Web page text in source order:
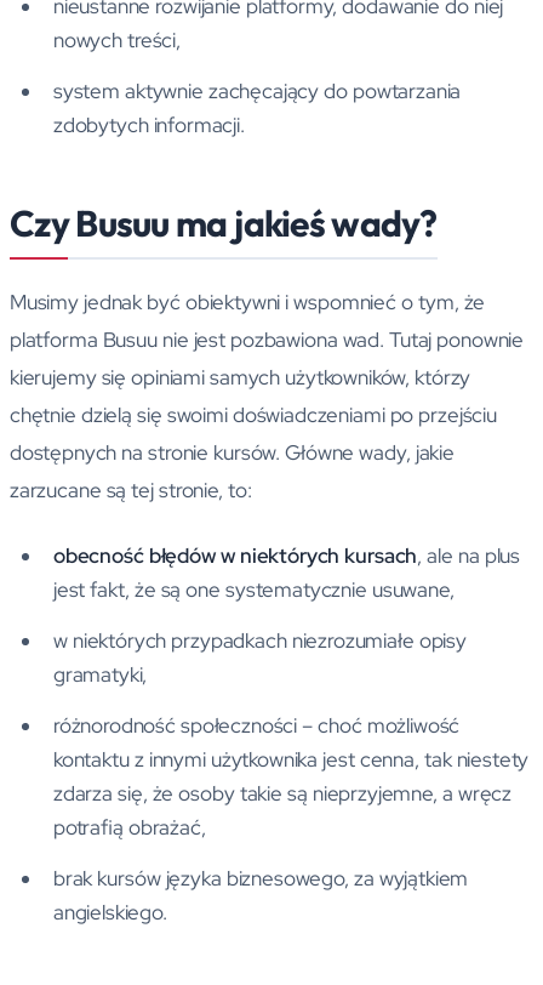
nieustanne rozwijanie platformy, dodawanie do niej
nowych treści,
system aktywnie zachęcający do powtarzania
zdobytych informacji.
Czy Busuu ma jakieś wady?
Musimy jednak być obiektywni i wspomnieć o tym, że
platforma Busuu nie jest pozbawiona wad. Tutaj ponownie
kierujemy się opiniami samych użytkowników, którzy
chętnie dzielą się swoimi doświadczeniami po przejściu
dostępnych na stronie kursów. Główne wady, jakie
zarzucane są tej stronie, to:
obecność błędów w niektórych kursach, ale na plus
jest fakt, że są one systematycznie usuwane,
w niektórych przypadkach niezrozumiałe opisy
gramatyki,
różnorodność społeczności – choć możliwość
kontaktu z innymi użytkownika jest cenna, tak niestety
zdarza się, że osoby takie są nieprzyjemne, a wręcz
potrafią obrażać,
brak kursów języka biznesowego, za wyjątkiem
angielskiego.